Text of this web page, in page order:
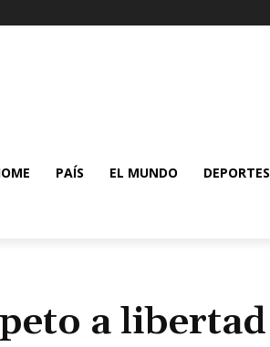
PAÍS EL MUNDO DEPORTES
a libertad